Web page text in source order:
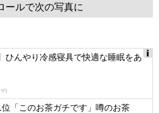
ールで次の写真に
ひんやり冷感寝具で快適な睡眠をあ
)
「このお茶ガチです」噂のお茶